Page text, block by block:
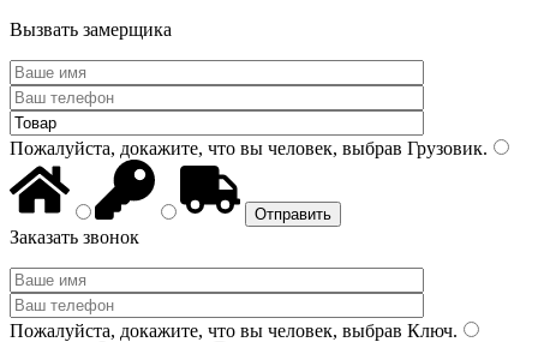
Вызвать замерщика
Пожалуйста, докажите, что вы человек, выбрав Грузовик.
Заказать звонок
Пожалуйста, докажите, что вы человек, выбрав Ключ.